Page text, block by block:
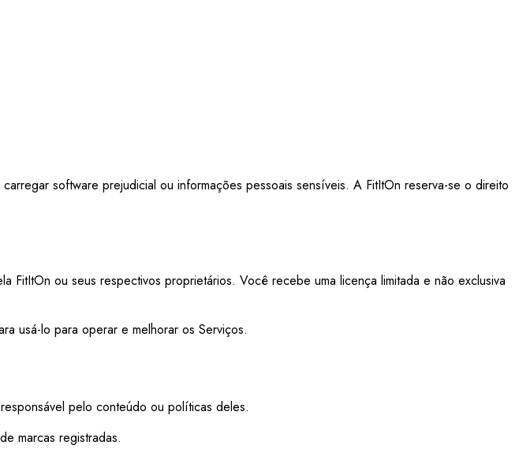
software prejudicial ou informações pessoais sensíveis. A FitItOn reserva-se o direito
ou seus respectivos proprietários. Você recebe uma licença limitada e não exclusiva
usá-lo para operar e melhorar os Serviços.
pelo conteúdo ou políticas deles.
marcas registradas.